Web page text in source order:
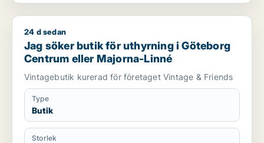
Jag söker butik för uthyrning i Göteborg Centrum eller
24 d sedan
Jag söker butik för uthyrning i Göteborg
Centrum eller Majorna-Linné
Vintagebutik kurerad för företaget Vintage & Friends
Type
Butik
Storlek